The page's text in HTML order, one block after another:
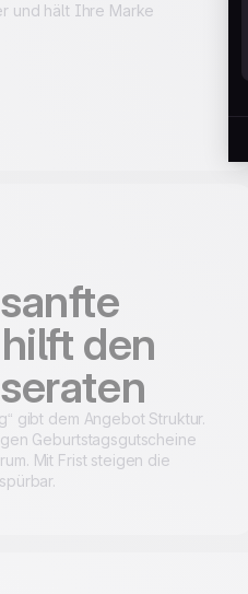
und hält Ihre Marke
den
gibt dem Angebot Struktur.
Geburtstagsgutscheine
Mit Frist steigen die